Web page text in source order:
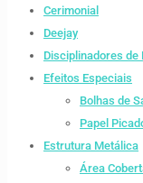
Cerimonial
Deejay
Disciplinadores de
Efeitos Especiais
Bolhas de
Papel
Estrutura Metálica
Área